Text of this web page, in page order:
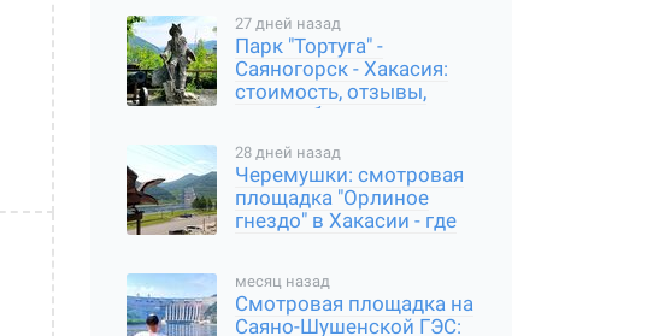
27 дней назад
Парк "Тортуга" -
Саяногорск - Хакасия:
стоимость, отзывы,
часы работы, где
28 дней назад
Черемушки: смотровая
площадка "Орлиное
гнездо" в Хакасии - где
месяц назад
Смотровая площадка на
Саяно-Шушенской ГЭС: